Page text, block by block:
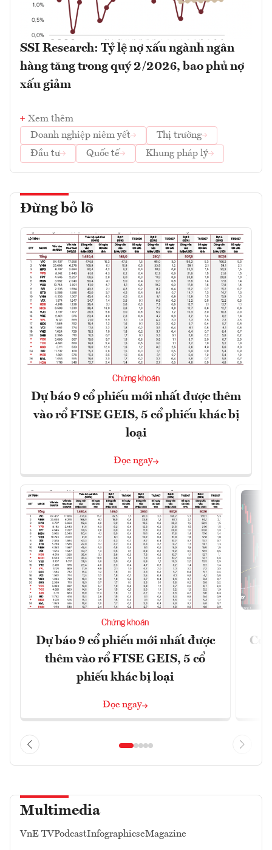
SSI Research: Tỷ lệ nợ xấu ngành ngân
hàng tăng trong quý 2/2026, bao phủ nợ
xấu giảm
Xem thêm
Doanh nghiệp niêm yết
Thị trường
Đầu tư
Quốc tế Khung pháp lý
Đừng bỏ lỡ
Chứng khoán
Dự báo 9 cổ phiếu mới nhất được thêm
vào rổ FTSE GEIS, 5 cổ phiếu khác bị
loại
Đọc ngay
Chứng khoán
Dự báo 9 cổ phiếu mới nhất được
thêm vào rổ FTSE GEIS, 5 cổ
phiếu khác bị loại
Đọc ngay
Có
Multimedia
VnE TVPodcastInfographicseMagazine